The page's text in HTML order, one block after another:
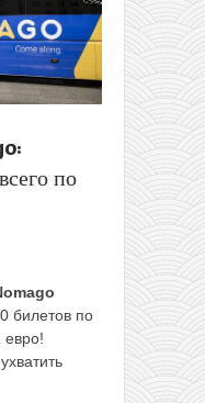
по
билетов по
евро!